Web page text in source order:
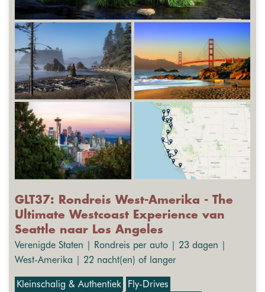
GLT37: Rondreis West-Amerika - The
Ultimate Westcoast Experience van
Seattle naar Los Angeles
Verenigde Staten | Rondreis per auto | 23 dagen |
West-Amerika | 22 nacht(en) of langer
Kleinschalig & Authentiek
Fly-Drives